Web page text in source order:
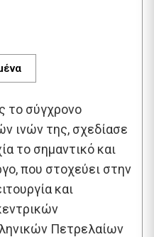
το σύγχρονο
ινών της, σχεδίασε
το σημαντικό και
που στοχεύει στην
και
Πετρελαίων